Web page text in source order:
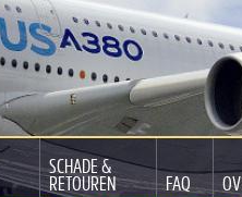
SCHADE &
RETOUREN FAQ